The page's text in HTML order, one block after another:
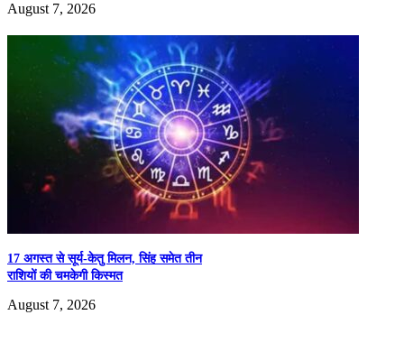
August 7, 2026
17 अगस्त से सूर्य-केतु मिलन, सिंह समेत तीन
राशियों की चमकेगी किस्मत
August 7, 2026